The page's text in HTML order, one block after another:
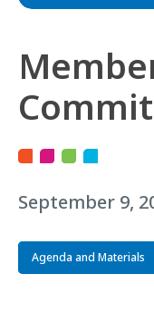
September 9,
Agenda and Materials